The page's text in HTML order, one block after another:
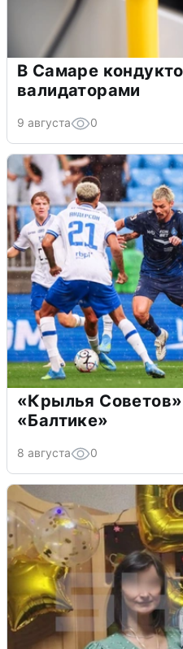
В Самаре
валидаторами
9 августа 0
«Крылья
«Балтике»
8 августа 0